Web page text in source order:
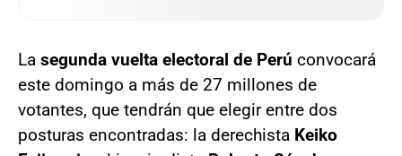
La segunda vuelta electoral de Perú convocará
este domingo a más de 27 millones de
votantes, que tendrán que elegir entre dos
posturas encontradas: la derechista Keiko